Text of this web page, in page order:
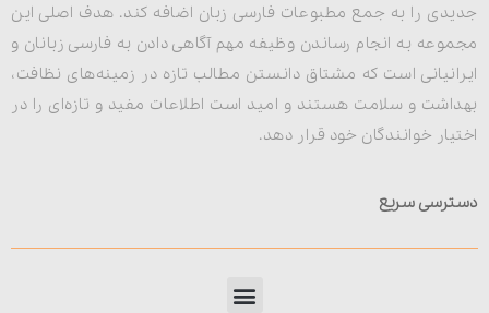
جدیدی را به جمع مطبوعات فارسی زبان اضافه کند. هدف اصلی این
مجموعه به انجام رساندن وظیفه مهم آگاهی دادن به فارسی زبانان و
ایرانیانی است که مشتاق دانستن مطالب تازه در زمینه‌های نظافت،
بهداشت و سلامت هستند و امید است اطلاعات مفید و تازه‌ای را در
اختیار خوانندگان خود قرار دهد.
دسترسی سریع